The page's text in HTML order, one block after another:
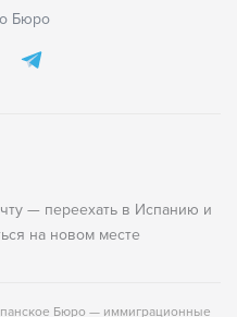
Бюро
— переехать в Испанию и
на новом месте
Бюро — иммиграционные